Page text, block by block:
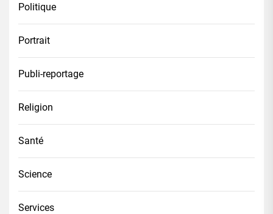
Politique
Portrait
Publi-reportage
Religion
Santé
Science
Services